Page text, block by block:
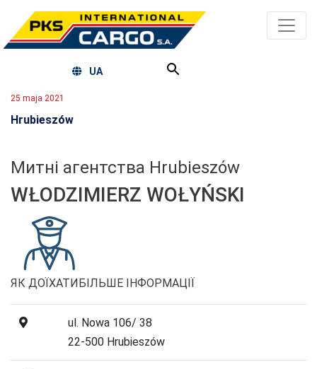
UA
25 maja 2021
Hrubieszów
Митні агентства Hrubieszów
WŁODZIMIERZ WOŁYŃSKI
ЯК ДОЇХАТИБІЛЬШЕ ІНФОРМАЦІЇ
ul. Nowa 106/ 38
22-500 Hrubieszów